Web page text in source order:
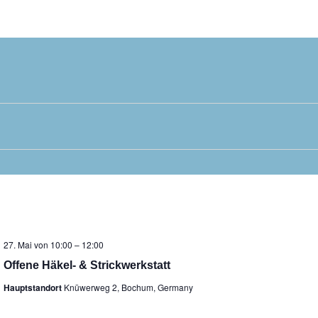
Offene Häkel- & Strickwerkstatt
27. Mai von 10:00 – 12:00
Hauptstandort Knüwerweg 2, Bochum, Germany